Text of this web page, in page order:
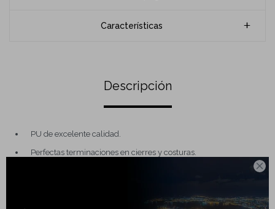

Características
Descripción
PU de excelente calidad.
Perfectas terminaciones en cierres y costuras.